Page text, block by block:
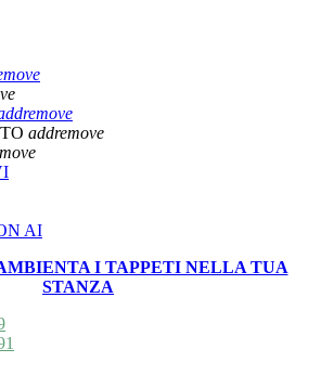
remove
addremove
AI
I TAPPETI NELLA TUA
STANZA